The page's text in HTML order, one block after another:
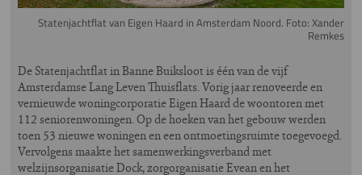
Statenjachtflat van Eigen Haard in Amsterdam Noord. Foto: Xander
Remkes
De Statenjachtflat in Banne Buiksloot is één van de vijf
Amsterdamse Lang Leven Thuisflats. Vorig jaar renoveerde en
vernieuwde woningcorporatie Eigen Haard de woontoren met
112 seniorenwoningen. Op de hoeken van het gebouw werden
toen 53 nieuwe woningen en een ontmoetingsruimte toegevoegd.
Vervolgens maakte het samenwerkingsverband met
welzijnsorganisatie Dock, zorgorganisatie Evean en het